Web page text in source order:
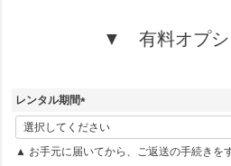
▼ 有料オプ
レンタル期間
(
必
須
▲ お手元に届いてから、ご返送の手続きを